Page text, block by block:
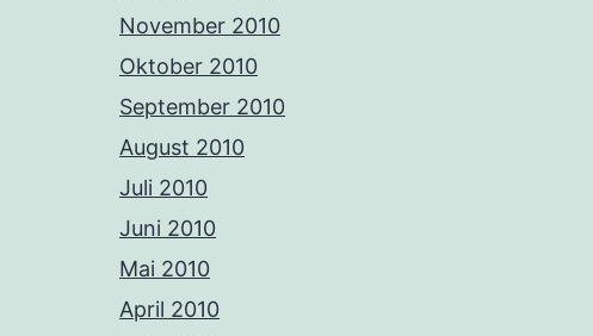
November 2010
Oktober 2010
September 2010
August 2010
Juli 2010
Juni 2010
Mai 2010
April 2010